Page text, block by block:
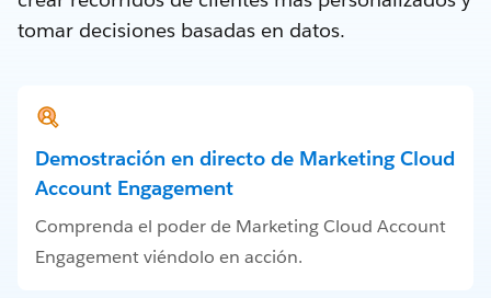
tomar decisiones basadas en datos.
Demostración en directo de Marketing Cloud
Account Engagement
Comprenda el poder de Marketing Cloud Account
Engagement viéndolo en acción.